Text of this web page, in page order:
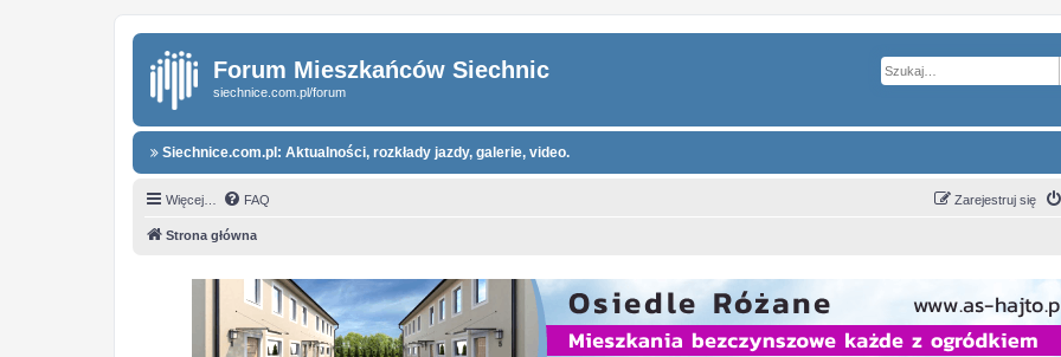
Forum Mieszkańców Siechnic
siechnice.com.pl/forum
Siechnice.com.pl: Aktualności, rozkłady jazdy, galerie, video.
Więcej… FAQ Zarejestruj się
Strona główna